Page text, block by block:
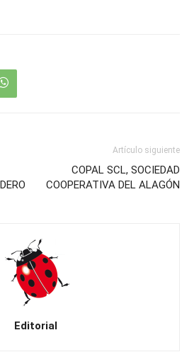
Artículo siguiente
COPAL SCL, SOCIEDAD
COOPERATIVA DEL ALAGÓN
Editorial